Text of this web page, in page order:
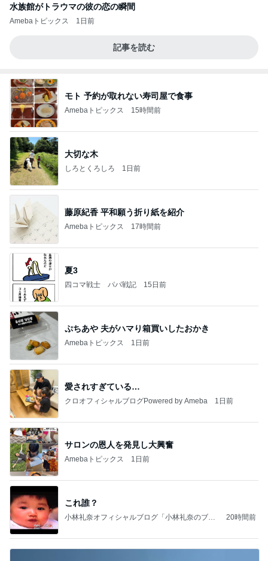
水族館がトラウマの彼の恋の瞬間
Amebaトピックス 1日前
記事を読む
モト 予約が取れない寿司屋で食事
Amebaトピックス 15時間前
大切な木
しろとくろしろ 1日前
藤原紀香 平和願う折り紙を紹介
Amebaトピックス 17時間前
夏3
四コマ戦士 パパ戦記 15日前
ぷちあや 夫がハマり箱買いしたおかき
Amebaトピックス 1日前
愛されすぎている…
クロオフィシャルブログPowered by Ameba 1日前
サロンの恩人を発見し大興奮
Amebaトピックス 1日前
これ誰？
小林礼奈オフィシャルブログ「小林礼奈のブー
20時間前